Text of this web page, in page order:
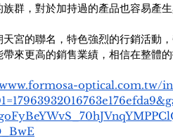
群，對於加持過的產品也容易產
宮的聯名，特色強烈的行銷活動
來更高的銷售業績，相信在整體
optical.com.tw/